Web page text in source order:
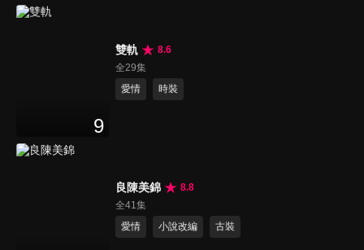
9
雙軌
8.6
全29集
愛情
時裝
良陳美錦
8.8
全41集
愛情
小說改編 古裝